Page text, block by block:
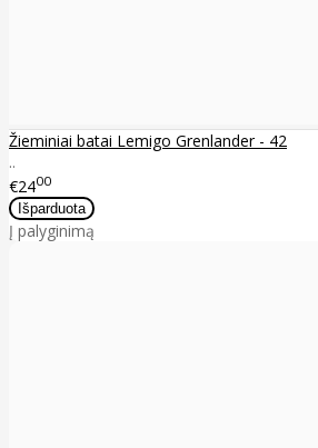
Žieminiai batai Lemigo Grenlander - 42
..
€2400
Į palyginimą